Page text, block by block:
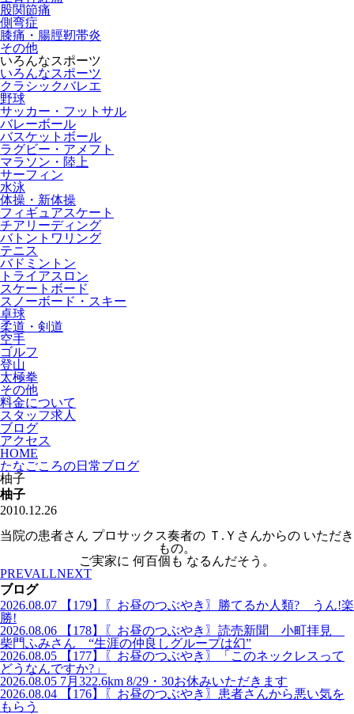
股関節痛
側弯症
膝痛・腸脛靭帯炎
その他
いろんなスポーツ
いろんなスポーツ
クラシックバレエ
野球
サッカー・フットサル
バレーボール
バスケットボール
ラグビー・アメフト
マラソン・陸上
サーフィン
水泳
体操・新体操
フィギュアスケート
チアリーディング
バトントワリング
テニス
バドミントン
トライアスロン
スケートボード
スノーボード・スキー
卓球
柔道・剣道
空手
ゴルフ
登山
太極拳
その他
料金について
スタッフ求人
ブログ
アクセス
HOME
たなごころの日常ブログ
柚子
柚子
2010.12.26
当院の患者さん プロサックス奏者の Ｔ.Ｙさんからの いただき
もの。
ご実家に 何百個も なるんだそう。
PREVALLNEXT
ブログ
2026.08.07
【179】〖お昼のつぶやき〗勝てるか人類? うん!楽
勝!
2026.08.06
【178】〖お昼のつぶやき〗読売新聞 小町拝見
柴門ふみさん “生涯の仲良しグループは幻”
2026.08.05
【177】〖お昼のつぶやき〗「このネックレスって
どうなんですか?」
2026.08.05 7月322.6km 8/29・30お休みいただきます
2026.08.04
【176】〖お昼のつぶやき〗患者さんから悪い気を
もらう